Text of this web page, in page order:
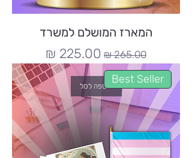
המארז המושלם למשרד
מחיר רגילמחיר מבצע
הוספה לסל
Best Seller